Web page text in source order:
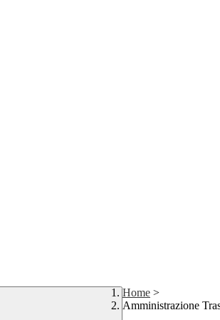
Home >
Amministrazione